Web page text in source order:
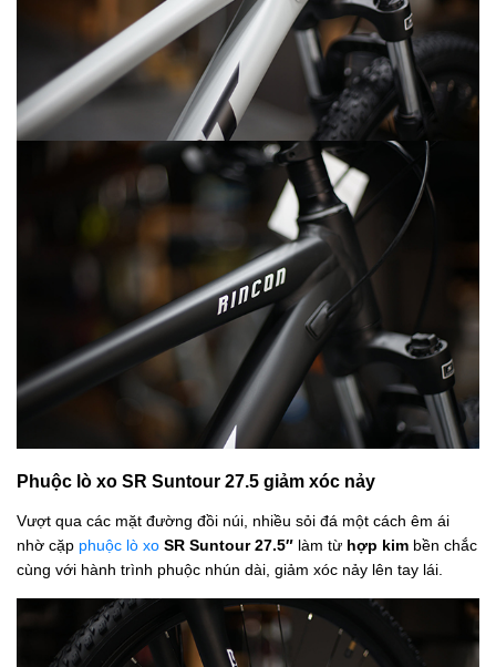
Phuộc lò xo SR Suntour 27.5 giảm xóc nảy
Vượt qua các mặt đường đồi núi, nhiều sỏi đá một cách êm ái
nhờ cặp phuộc lò xo SR Suntour 27.5″ làm từ hợp kim bền chắc
cùng với hành trình phuộc nhún dài, giảm xóc nảy lên tay lái.